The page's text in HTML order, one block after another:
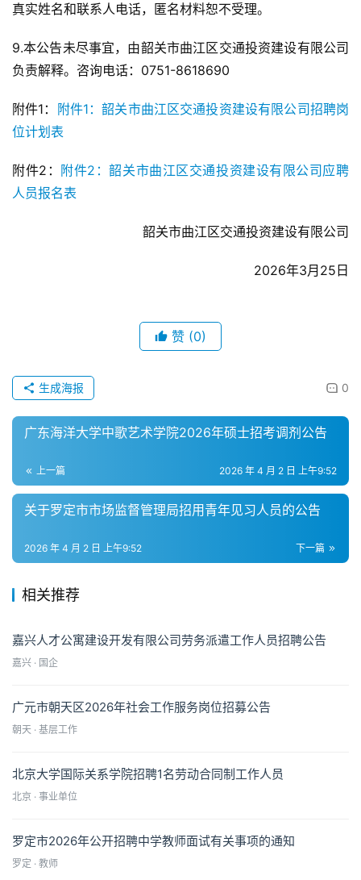
真实姓名和联系人电话，匿名材料恕不受理。
9.本公告未尽事宜，由韶关市曲江区交通投资建设有限公司
负责解释。咨询电话：0751-8618690
附件1：
附件1：韶关市曲江区交通投资建设有限公司招聘岗
位计划表
附件2： 附件2：韶关市曲江区交通投资建设有限公司应聘
人员报名表
韶关市曲江区交通投资建设有限公司
2026年3月25日
赞 (0)
0
生成海报
广东海洋大学中歌艺术学院2026年硕士招考调剂公告
上一篇 2026 年 4 月 2 日 上午9:52
关于罗定市市场监督管理局招用青年见习人员的公告
下一篇
2026 年 4 月 2 日 上午9:52
相关推荐
嘉兴人才公寓建设开发有限公司劳务派遣工作人员招聘公告
嘉兴 · 国企
广元市朝天区2026年社会工作服务岗位招募公告
朝天 · 基层工作
北京大学国际关系学院招聘1名劳动合同制工作人员
北京 · 事业单位
罗定市2026年公开招聘中学教师面试有关事项的通知
罗定 · 教师